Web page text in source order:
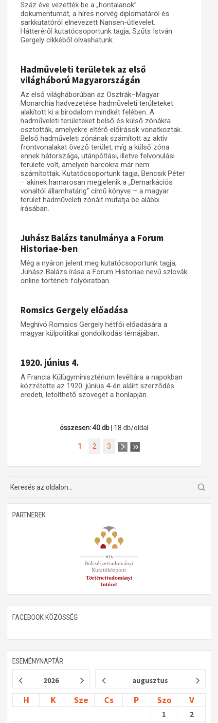
Száz éve vezették be a „hontalanok”
dokumentumát, a híres norvég diplomatáról és
sarkkutatóról elnevezett Nansen-útlevelet.
Hátteréről kutatócsoportunk tagja, Szűts István
Gergely cikkéből olvashatunk.
Hadműveleti területek az első
világháború Magyarországán
Az első világháborúban az Osztrák–Magyar
Monarchia hadvezetése hadműveleti területeket
alakított ki a birodalom mindkét felében. A
hadműveleti területeket belső és külső zónákra
osztották, amelyekre eltérő előírások vonatkoztak.
Belső hadműveleti zónának számított az aktív
frontvonalakat övező terület, míg a külső zóna
ennek hátországa, utánpótlási, illetve felvonulási
területe volt, amelyen harcokra már nem
számítottak. Kutatócsoportunk tagja, Bencsik Péter
– akinek hamarosan megjelenik a „Demarkációs
vonaltól államhatárig” című könyve – a magyar
terület hadműveleti zónáit mutatja be alábbi
írásában.
Juhász Balázs tanulmánya a Forum
Historiae-ben
Még a nyáron jelent meg kutatócsoportunk tagja,
Juhász Balázs írása a Forum Historiae nevű szlovák
online történeti folyóiratban.
Romsics Gergely előadása
Meghívó Romsics Gergely hétfői előadására a
magyar külpolitikai gondolkodás témájában.
1920. június 4.
A Francia Külügyminisztérium levéltára a napokban
közzétette az 1920. június 4-én aláírt szerződés
eredeti, letölthető szövegét a honlapján.
összesen: 40 db | 18 db/oldal
1 2 3
PARTNEREK
FACEBOOK KÖZÖSSÉG
ESEMÉNYNAPTÁR
2026 augusztus
H K Sze Cs P Szo V
1 2